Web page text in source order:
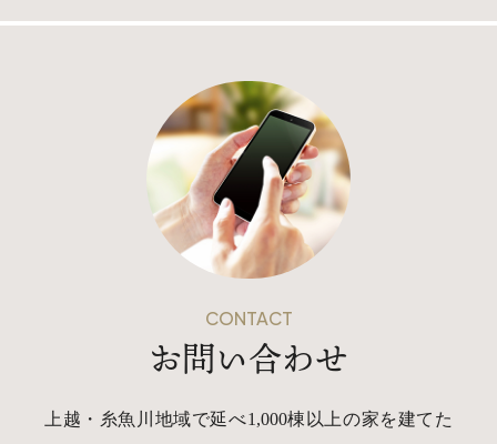
CONTACT
お問い合わせ
上越・糸魚川地域で延べ1,000棟以上の家を建てた